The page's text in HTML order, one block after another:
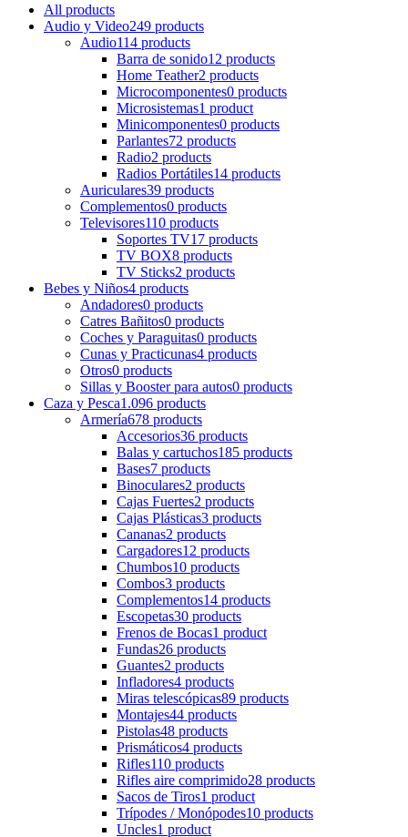
All products
Audio y Video249 products
Audio114 products
Barra de sonido12 products
Home Teather2 products
Microcomponentes0 products
Microsistemas1 product
Minicomponentes0 products
Parlantes72 products
Radio2 products
Radios Portátiles14 products
Auriculares39 products
Complementos0 products
Televisores110 products
Soportes TV17 products
TV BOX8 products
TV Sticks2 products
Bebes y Niños4 products
Andadores0 products
Catres Bañitos0 products
Coches y Paraguitas0 products
Cunas y Practicunas4 products
Otros0 products
Sillas y Booster para autos0 products
Caza y Pesca1.096 products
Armería678 products
Accesorios36 products
Balas y cartuchos185 products
Bases7 products
Binoculares2 products
Cajas Fuertes2 products
Cajas Plásticas3 products
Cananas2 products
Cargadores12 products
Chumbos10 products
Combos3 products
Complementos14 products
Escopetas30 products
Frenos de Bocas1 product
Fundas26 products
Guantes2 products
Infladores4 products
Miras telescópicas89 products
Montajes44 products
Pistolas48 products
Prismáticos4 products
Rifles110 products
Rifles aire comprimido28 products
Sacos de Tiros1 product
Trípodes / Monópodes10 products
Uncles1 product